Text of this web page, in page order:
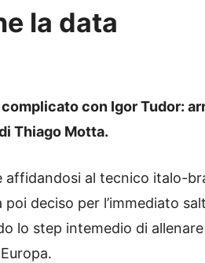
la data
con Igor Tudor:
Thiago Motta.
al tecnico italo-
deciso per l’immediato
lo step intemedio di